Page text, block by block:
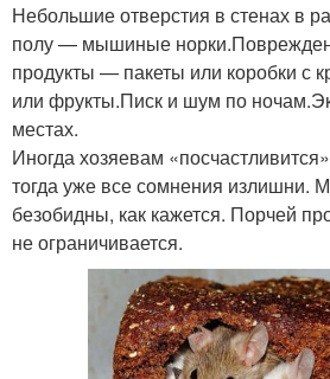
Небольшие отверстия в стенах в
полу — мышиные
продукты — пакеты или коробки с
или фрукты.Писк и шум по
местах.
Иногда хозяевам
тогда уже все сомнения излишни.
безобидны, как кажется. Порчей
не ограничивается.